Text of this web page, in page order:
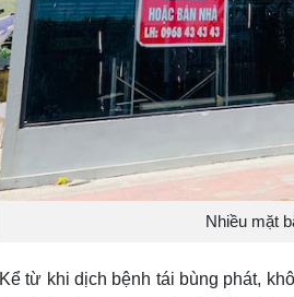
Nhiều mặt
Kể từ khi dịch bệnh tái bùng phát,